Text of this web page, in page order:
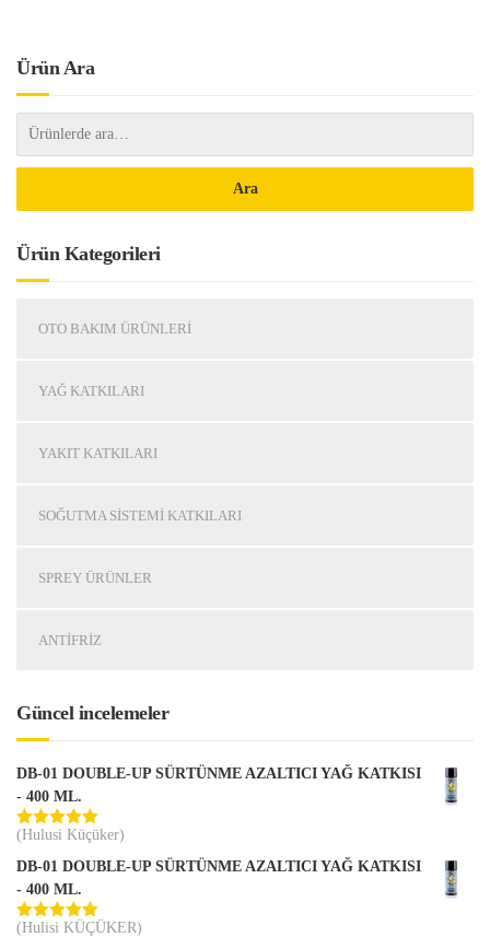
Ürün Ara
Ara
Ürün Kategorileri
OTO BAKIM ÜRÜNLERI
YAĞ KATKILARI
YAKIT KATKILARI
SOĞUTMA SISTEMI KATKILARI
SPREY ÜRÜNLER
ANTIFRIZ
Güncel incelemeler
DB-01 DOUBLE-UP SÜRTÜNME AZALTICI YAĞ KATKISI
- 400 ML.
5 üzerinden
(Hulusi Küçüker)
DB-01 DOUBLE-UP SÜRTÜNME AZALTICI YAĞ KATKISI
- 400 ML.
5 üzerinden
(Hulisi KÜÇÜKER)